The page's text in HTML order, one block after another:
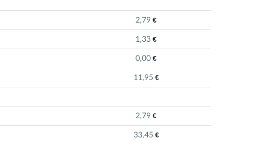
2,79 €
1,33 €
0,00 €
11,95 €
2,79 €
33,45 €